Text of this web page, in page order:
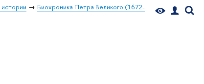
Биохроника Петра Великого (1672-